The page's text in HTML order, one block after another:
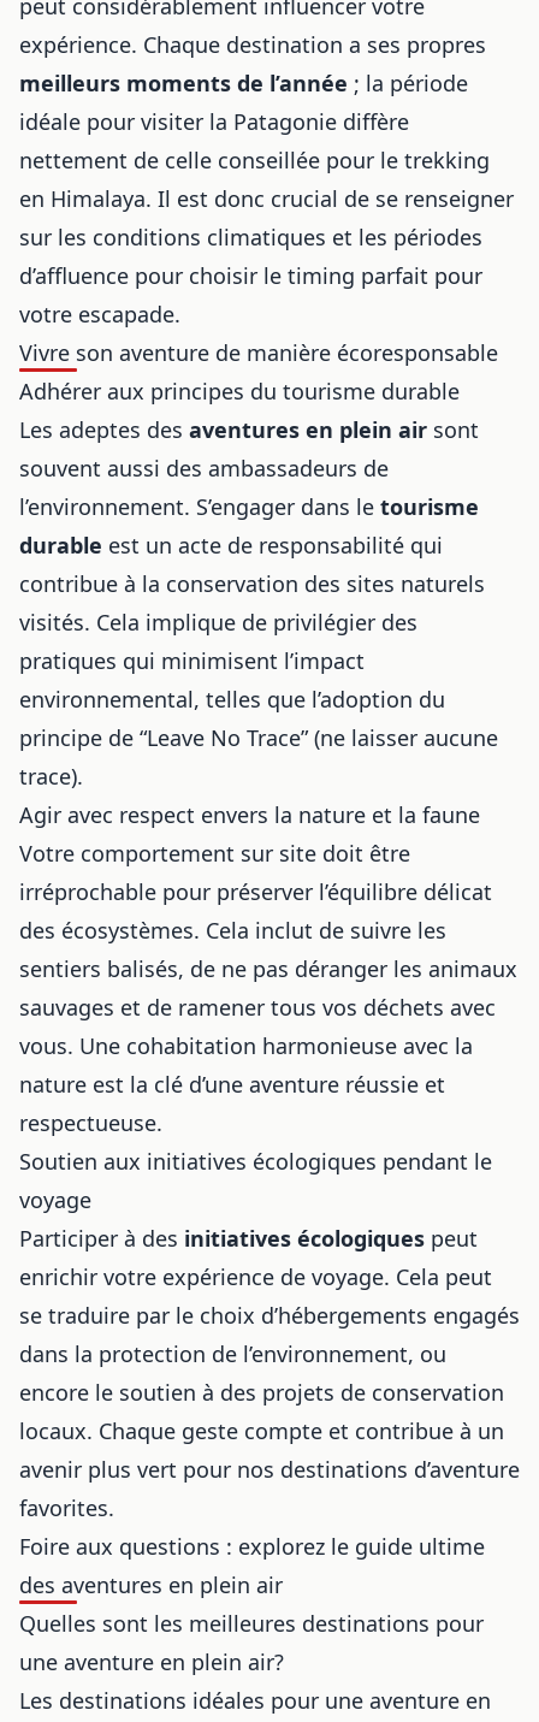
expérience. Chaque destination a ses propres
meilleurs moments de l’année ; la période
idéale pour visiter la Patagonie diffère
nettement de celle conseillée pour le trekking
en Himalaya. Il est donc crucial de se renseigner
sur les conditions climatiques et les périodes
d’affluence pour choisir le timing parfait pour
votre escapade.
Vivre son aventure de manière écoresponsable
Adhérer aux principes du tourisme durable
Les adeptes des aventures en plein air sont
souvent aussi des ambassadeurs de
l’environnement. S’engager dans le tourisme
durable est un acte de responsabilité qui
contribue à la conservation des sites naturels
visités. Cela implique de privilégier des
pratiques qui minimisent l’impact
environnemental, telles que l’adoption du
principe de “Leave No Trace” (ne laisser aucune
trace).
Agir avec respect envers la nature et la faune
Votre comportement sur site doit être
irréprochable pour préserver l’équilibre délicat
des écosystèmes. Cela inclut de suivre les
sentiers balisés, de ne pas déranger les animaux
sauvages et de ramener tous vos déchets avec
vous. Une cohabitation harmonieuse avec la
nature est la clé d’une aventure réussie et
respectueuse.
Soutien aux initiatives écologiques pendant le
voyage
Participer à des initiatives écologiques peut
enrichir votre expérience de voyage. Cela peut
se traduire par le choix d’hébergements engagés
dans la protection de l’environnement, ou
encore le soutien à des projets de conservation
locaux. Chaque geste compte et contribue à un
avenir plus vert pour nos destinations d’aventure
favorites.
Foire aux questions : explorez le guide ultime
des aventures en plein air
Quelles sont les meilleures destinations pour
une aventure en plein air?
Les destinations idéales pour une aventure en